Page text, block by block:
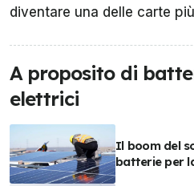
diventare una delle carte
A proposito di
elettrici
Il boom del
batterie per